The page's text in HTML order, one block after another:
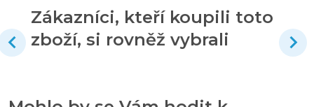
Zákazníci, kteří koupili toto
zboží, si rovněž vybrali